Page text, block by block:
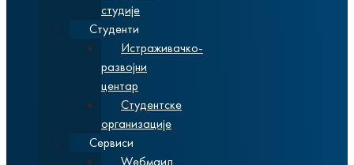
студије
Студенти
Истраживачко-
развојни
центар
Студентске
организације
Сервиси
Wебмаил